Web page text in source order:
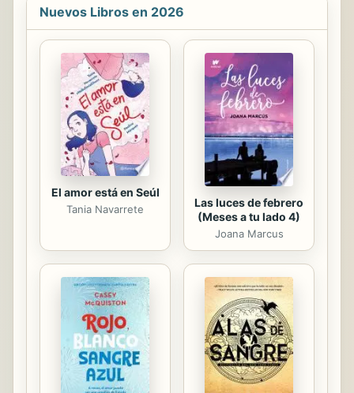
Nuevos Libros en 2026
El amor está en Seúl
Tania Navarrete
Las luces de febrero
(Meses a tu lado 4)
Joana Marcus